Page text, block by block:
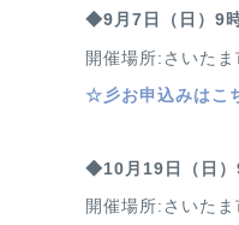
◆9月7日（日）9
開催場所:さいた
☆ 彡お申込みはこ
◆10月19日（日
開催場所:さいた